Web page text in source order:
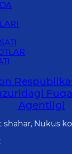
Agentligi
shahar, Nukus
: